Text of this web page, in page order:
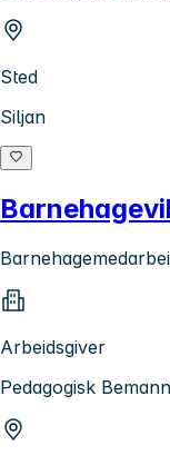
Sted
Siljan
Arbeidsgiver
Pedagogisk